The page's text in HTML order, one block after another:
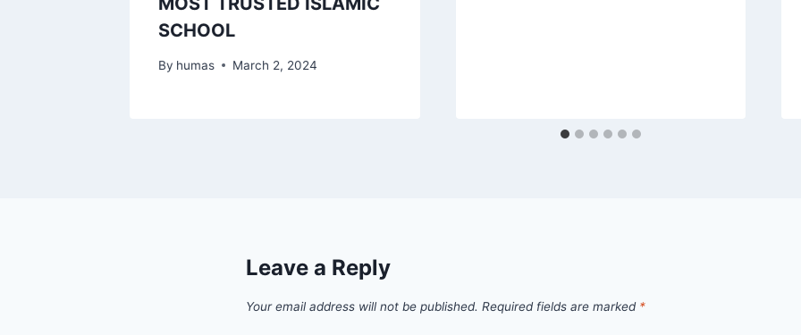
SCHOOL
By humas March 2, 2024
Leave a Reply
Your email address will not be published. Required fields are marked *